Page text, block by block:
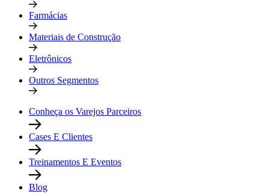
Farmácias
Materiais de Construção
Eletrônicos
Outros Segmentos
Conheça os Varejos Parceiros
Cases E Clientes
Treinamentos E Eventos
Blog